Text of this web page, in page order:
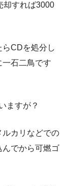
却すれば3000
CDを処分し
石二鳥です
ますが？
カリなどでの
でから可燃ゴ